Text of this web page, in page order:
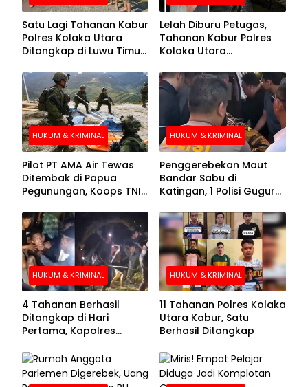
Satu Lagi Tahanan Kabur
Polres Kolaka Utara
Ditangkap di Luwu Timur,
Lelah Diburu Petugas,
Tahanan Kabur Polres
Kolaka Utara
HUKUM & KRIMINAL
Pilot PT AMA Air Tewas
Ditembak di Papua
Pegunungan, Koops TNI
Evakuasi Jenazah
Korban
HUKUM & KRIMINAL
Penggerebekan Maut
Bandar Sabu di
Katingan, 1 Polisi Gugur
HUKUM & KRIMINAL
4 Tahanan Berhasil
Ditangkap di Hari
Pertama, Kapolres
Buronan Segera
Menyerahkan Diri
HUKUM & KRIMINAL
11 Tahanan Polres Kolaka
Utara Kabur, Satu
Berhasil Ditangkap